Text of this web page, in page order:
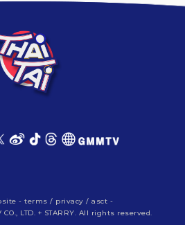
-terms / privacy /asct -
LTD. + STARRY. All rights reserved.